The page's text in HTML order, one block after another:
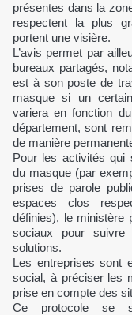
présentes dans la
respectent la plus
portent une visière.
L’avis permet par
bureaux partagés,
est à son poste de
masque si un
variera en fonction
département, sont
de manière
Pour les activités qui
du masque (par
prises de parole
espaces clos
définies), le ministère
sociaux pour
solutions.
Les entreprises sont
social, à préciser les
prise en compte des
Ce protocole se